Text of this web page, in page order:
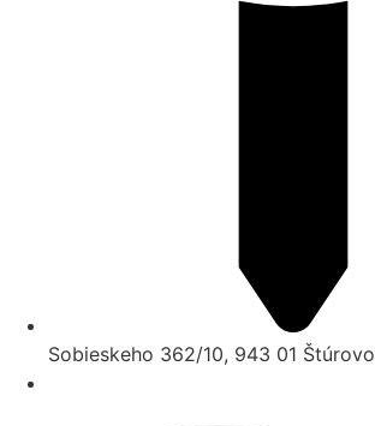
Sobieskeho 362/10, 943 01 Štúrovo